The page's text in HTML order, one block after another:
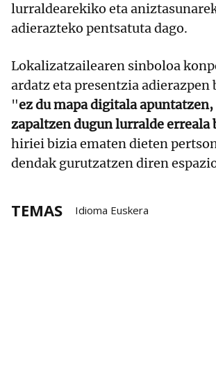
lurraldearekiko eta
adierazteko pentsatuta dago.
Lokalizatzailearen sinboloa
ardatz eta presentzia adierazpen
"ez du mapa digitala
zapaltzen dugun lurralde erreala
hiriei bizia ematen dieten
dendak gurutzatzen diren
TEMAS Idioma Euskera